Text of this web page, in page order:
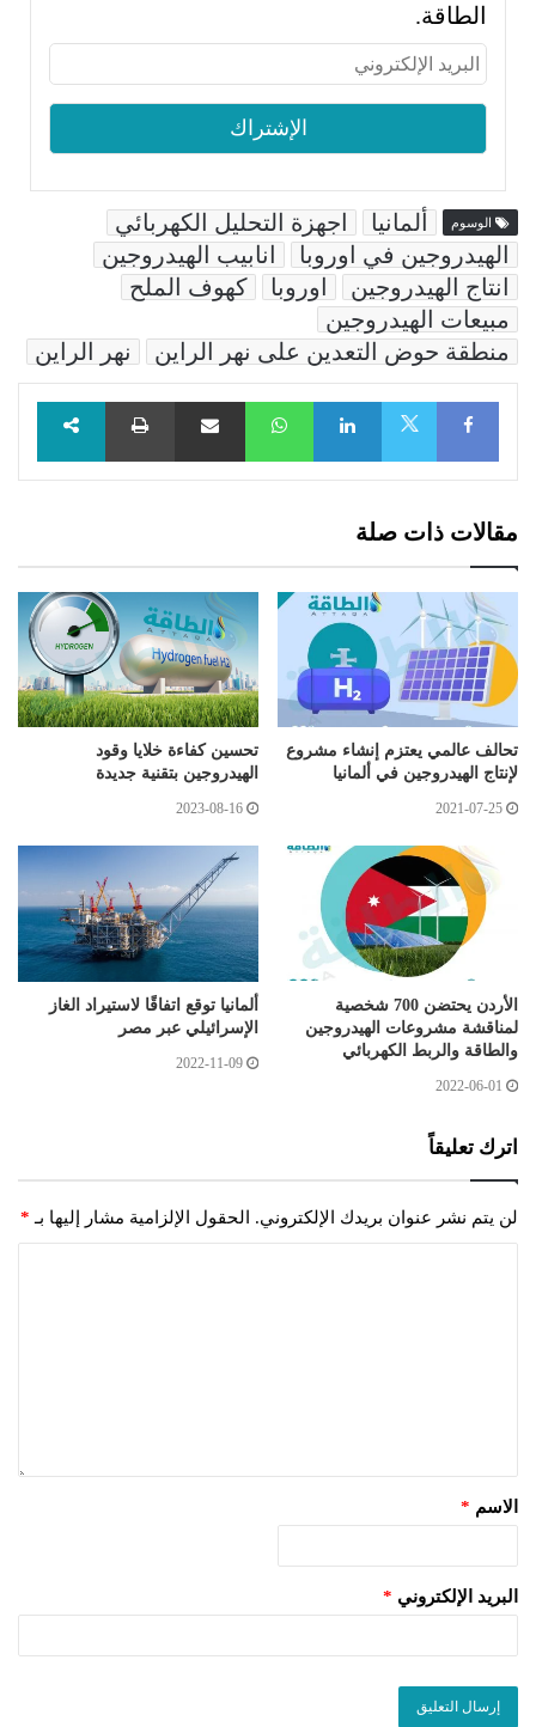
الطاقة.
الوسوم ألمانيا
اجهزة التحليل الكهربائي
الهيدروجين في اوروبا
انابيب الهيدروجين
انتاج الهيدروجين
اوروبا
كهوف الملح
مبيعات الهيدروجين
منطقة حوض التعدين على نهر الراين
نهر الراين
Facebook
LinkedIn
WhatsAppمشاركة عبر البريد طباعة
مقالات ذات صلة
تحالف عالمي يعتزم إنشاء مشروع
لإنتاج الهيدروجين في ألمانيا
2021-07-25
تحسين كفاءة خلايا وقود
الهيدروجين بتقنية جديدة
2023-08-16
الأردن يحتضن 700 شخصية
لمناقشة مشروعات الهيدروجين
والطاقة والربط الكهربائي
2022-06-01
ألمانيا توقع اتفاقًا لاستيراد الغاز
الإسرائيلي عبر مصر
2022-11-09
اترك تعليقاً
لن يتم نشر عنوان بريدك الإلكتروني. الحقول الإلزامية مشار إليها بـ *
الاسم *
البريد الإلكتروني *